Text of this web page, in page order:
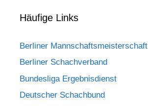
Häufige Links
Berliner Mannschaftsmeisterschaft
Berliner Schachverband
Bundesliga Ergebnisdienst
Deutscher Schachbund